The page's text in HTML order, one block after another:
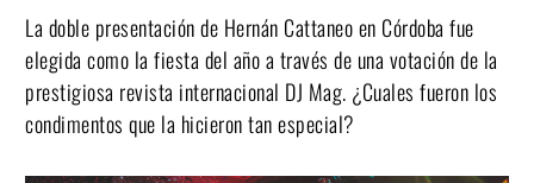
La doble presentación de Hernán Cattaneo en Córdoba fue
elegida como la fiesta del año a través de una votación de la
prestigiosa revista internacional DJ Mag. ¿Cuales fueron los
condimentos que la hicieron tan especial?